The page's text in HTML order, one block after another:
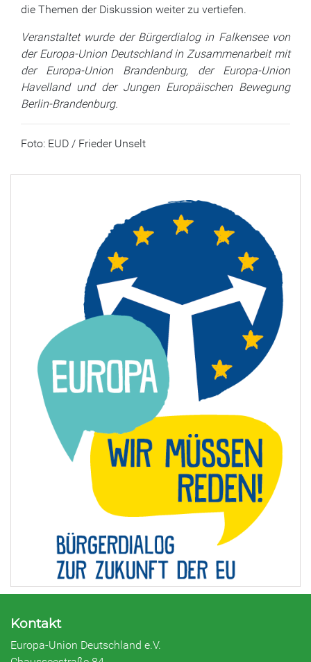
die Themen der Diskussion weiter zu vertiefen.
Veranstaltet wurde der Bürgerdialog in Falkensee von
der Europa-Union Deutschland in Zusammenarbeit mit
der Europa-Union Brandenburg, der Europa-Union
Havelland und der Jungen Europäischen Bewegung
Berlin-Brandenburg.
Foto: EUD / Frieder Unselt
Kontakt
Europa-Union Deutschland e.V.